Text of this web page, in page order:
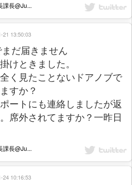
長@Ju...
だ届きません
けときました。
く見たことないドアノブで
すか？
ートにも連絡しましたが返
席外されてますか？一昨日
長@Ju...
21 13:50:03
24 10:16:53